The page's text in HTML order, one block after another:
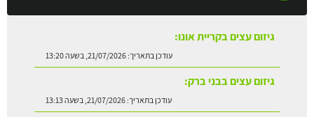
גיזום עצים בקריית אונו:
עודכן בתאריך:21/07/2026, בשעה 13:20
גיזום עצים בבני ברק:
עודכן בתאריך:21/07/2026, בשעה 13:13